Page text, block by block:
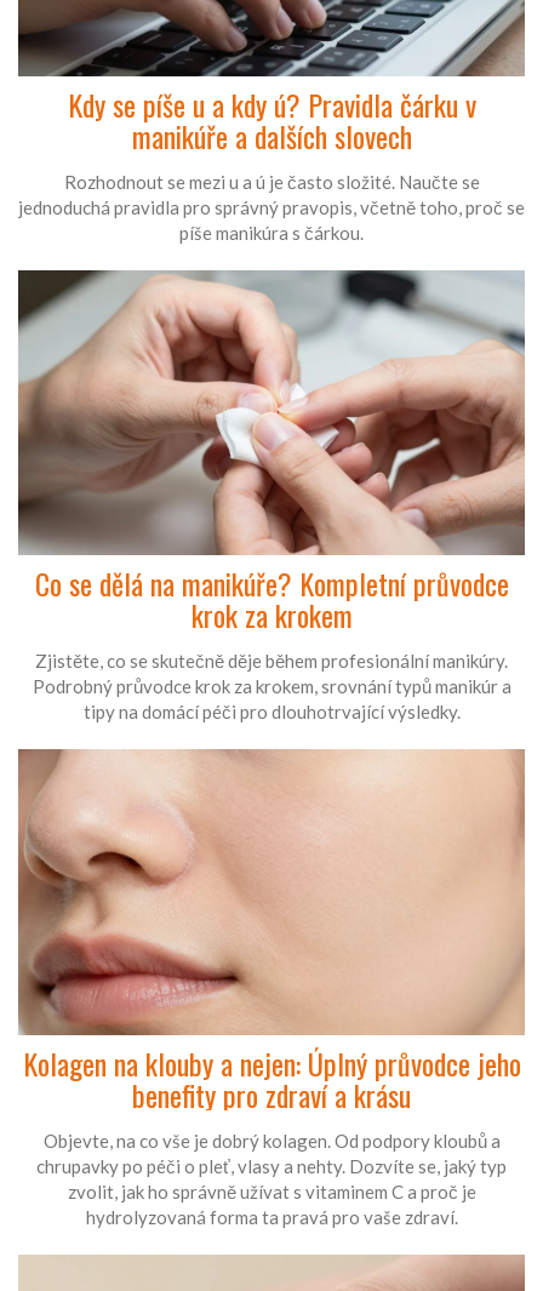
Kdy se píše u a kdy ú? Pravidla čárku v
manikúře a dalších slovech
Rozhodnout se mezi u a ú je často složité. Naučte se
jednoduchá pravidla pro správný pravopis, včetně toho, proč se
píše manikúra s čárkou.
Co se dělá na manikúře? Kompletní průvodce
krok za krokem
Zjistěte, co se skutečně děje během profesionální manikúry.
Podrobný průvodce krok za krokem, srovnání typů manikúr a
tipy na domácí péči pro dlouhotrvající výsledky.
Kolagen na klouby a nejen: Úplný průvodce jeho
benefity pro zdraví a krásu
Objevte, na co vše je dobrý kolagen. Od podpory kloubů a
chrupavky po péči o pleť, vlasy a nehty. Dozvíte se, jaký typ
zvolit, jak ho správně užívat s vitaminem C a proč je
hydrolyzovaná forma ta pravá pro vaše zdraví.